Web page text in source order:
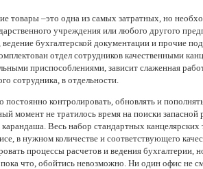
товары –это одна из самых затратных, но
учреждения или любого другого
ведение бухгалтерской документации и прочие
отдел сотрудников качественными
приспособлениями, зависит слаженная
сотрудника, в отдельности.
постоянно контролировать, обновлять и
момент не тратилось время на поиски запасной
карандаша. Весь набор стандартных канцелярских
в нужном количестве и соответствующего
процессы расчетов и ведения бухгалтерии,
что, обойтись невозможно. Ни один офис не